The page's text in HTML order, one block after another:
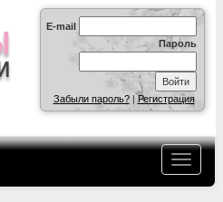
E-mail
Пароль
Забыли пароль?|Регистрация